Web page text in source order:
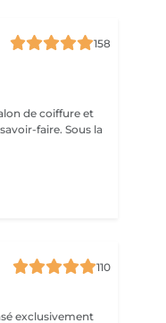
158
de coiffure et
faire. Sous la
110